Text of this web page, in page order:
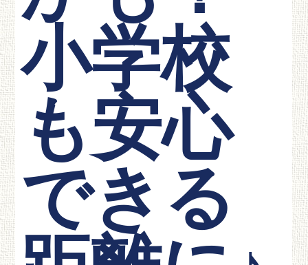
小学校
も安心
できる